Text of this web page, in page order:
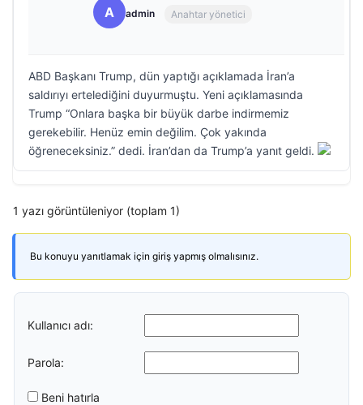
A admin Anahtar yönetici
ABD Başkanı Trump, dün yaptığı açıklamada İran’a
saldırıyı ertelediğini duyurmuştu. Yeni açıklamasında
Trump “Onlara başka bir büyük darbe indirmemiz
gerekebilir. Henüz emin değilim. Çok yakında
öğreneceksiniz.” dedi. İran’dan da Trump’a yanıt geldi.
1 yazı görüntüleniyor (toplam 1)
Bu konuyu yanıtlamak için giriş yapmış olmalısınız.
Kullanıcı adı:
Parola:
Beni hatırla